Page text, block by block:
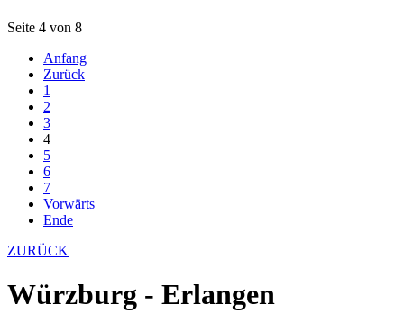
Seite 4 von 8
Anfang
Zurück
1
2
3
4
5
6
7
Vorwärts
Ende
ZURÜCK
Würzburg - Erlangen